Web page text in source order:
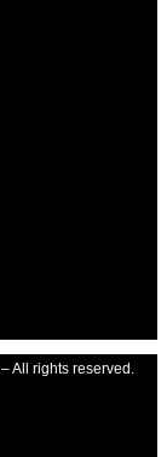
All rights reserved.